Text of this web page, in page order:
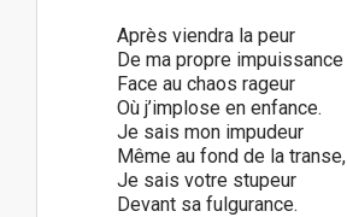
Après viendra la peur
De ma propre impuissance
Face au chaos rageur
Où j’implose en enfance.
Je sais mon impudeur
Même au fond de la transe,
Je sais votre stupeur
Devant sa fulgurance.